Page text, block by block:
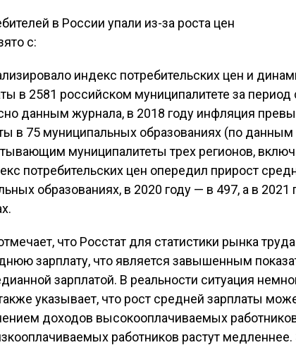
с:
индекс потребительских цен и
в 2581 российском муниципалитете за период
данным журнала, в 2018 году инфляция
в 75 муниципальных образованиях (по данным
муниципалитеты трех регионов,
потребительских цен опередил прирост
образованиях, в 2020 году — в 497, а в 2021
что Росстат для статистики рынка
зарплату, что является завышенным
зарплатой. В реальности ситуация
указывает, что рост средней зарплаты
доходов высокооплачиваемых
работников растут